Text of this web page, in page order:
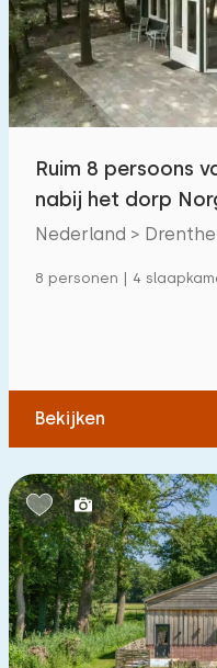
Zwembad
Omheinde tuin
Huisdiervrij
Oplaadpunt auto
€
Slaapkamers:
1 2 3
Badkamers:
1 2 3
Ruim 8 persoons
nabij het dorp
Nederland >
8 personen | 4
Bekijken